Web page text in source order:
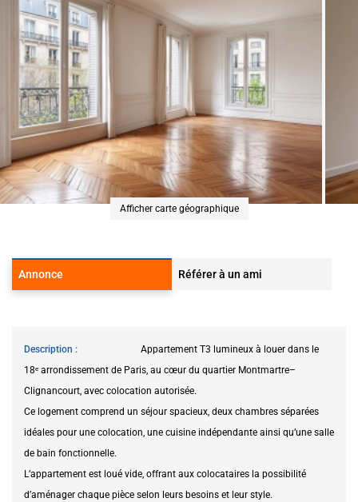
Afficher carte géographique
Annonce Référer à un ami
Description
Appartement T3 lumineux à louer dans le
18ᵉ arrondissement de Paris, au cœur du quartier Montmartre–
Clignancourt, avec colocation autorisée.
Ce logement comprend un séjour spacieux, deux chambres séparées
idéales pour une colocation, une cuisine indépendante ainsi qu’une salle
de bain fonctionnelle.
L’appartement est loué vide, offrant aux colocataires la possibilité
d’aménager chaque pièce selon leurs besoins et leur style.